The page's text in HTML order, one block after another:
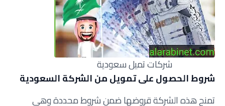
شركات تميل سعودية
شروط الحصول على تمويل من الشركة السعودية
تمنح هذه الشركة قروضها ضمن شروط محددة وهي